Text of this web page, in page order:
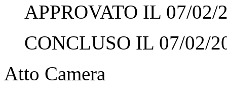
APPROVATO IL 07/02/
CONCLUSO IL 07/02/
Atto Camera